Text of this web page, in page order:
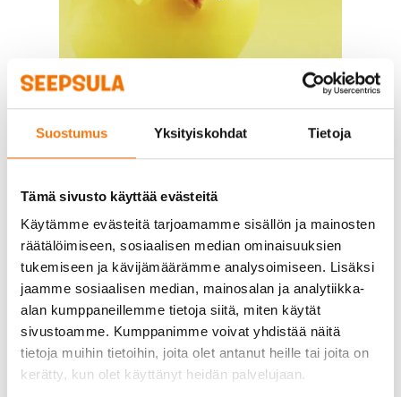
Suostumus Yksityiskohdat Tietoja
Tämä sivusto käyttää evästeitä
Käytämme evästeitä tarjoamamme sisällön ja mainosten
räätälöimiseen, sosiaalisen median ominaisuuksien
tukemiseen ja kävijämäärämme analysoimiseen. Lisäksi
jaamme sosiaalisen median, mainosalan ja analytiikka-
alan kumppaneillemme tietoja siitä, miten käytät
sivustoamme. Kumppanimme voivat yhdistää näitä
tietoja muihin tietoihin, joita olet antanut heille tai joita on
kerätty, kun olet käyttänyt heidän palvelujaan.